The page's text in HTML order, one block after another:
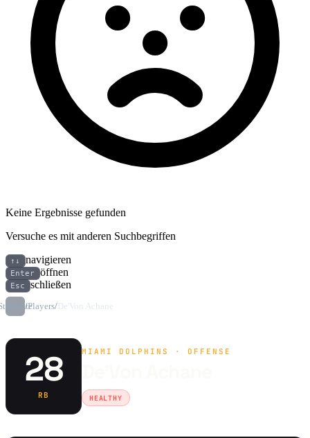
Keine Ergebnisse gefunden
Versuche es mit anderen Suchbegriffen
↑↓ navigieren
Enter öffnen
Esc schließen
/Players/De'Von Achane
28
RB
MIAMI DOLPHINS · OFFENSE
HEALTHY